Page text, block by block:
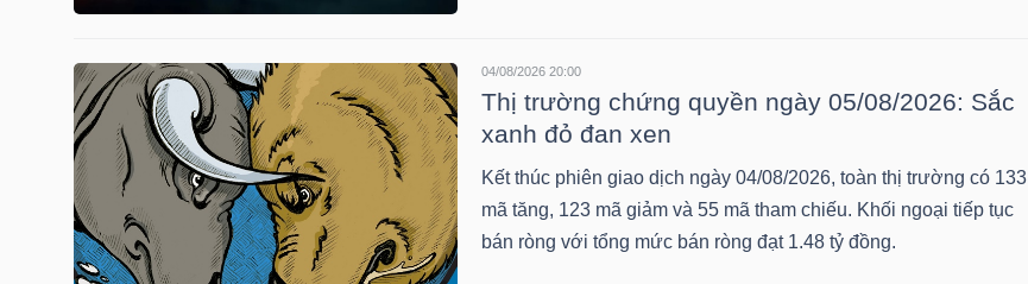
04/08/2026 20:00
Thị trường chứng quyền ngày 05/08/2026: Sắc
xanh đỏ đan xen
Kết thúc phiên giao dịch ngày 04/08/2026, toàn thị trường có 133
mã tăng, 123 mã giảm và 55 mã tham chiếu. Khối ngoại tiếp tục
bán ròng với tổng mức bán ròng đạt 1.48 tỷ đồng.
PHÁI
TRÁI
PHIẾU